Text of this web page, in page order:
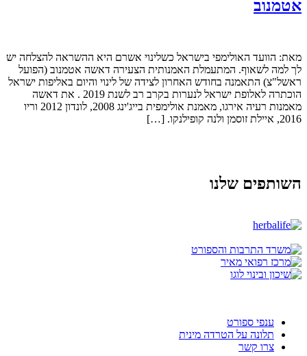
אטמנוב
מאת: הוועד האולימפי בישראל כשלינוי אשרם היא ההשראה להצלחה יש
לך למה לשאוף. המתעמלת האמנותית הצעירה דאשה אטמנוב (הפועל
ראשל"צ) התאמנה בחודש האחרון לצידה של לינוי והיום באליפות ישראל
הוכתרה לאלופת ישראל לנערות בקרב רב לשנת 2019 . את דאשה
מאמנות רעיה אירגו, מאמנת אולימפית בייג'ינג 2008, לונדון 2012 וריו
2016, איילת זוסמן ולנה קופילנקו. […]
השותפים שלנו
ענפי ספורט
תלונה על הטרדה מינית
צרו קשר